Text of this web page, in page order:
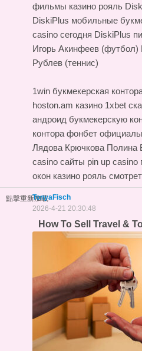
фильмы казино рояль
DiskiPlus мобильные
casino сегодня DiskiPlus
Игорь Акинфеев (футбол)
Рублев (теннис)
1win букмекерская
hoston.am казино 1xbet
андроид букмекерскую
контора фонбет
Лядова Крючкова Полина
casino сайты pin up casino
окон казино рояль
點擊重新加載TonyaFisch
2026-4-21 20:30:48
How To Sell Travel &